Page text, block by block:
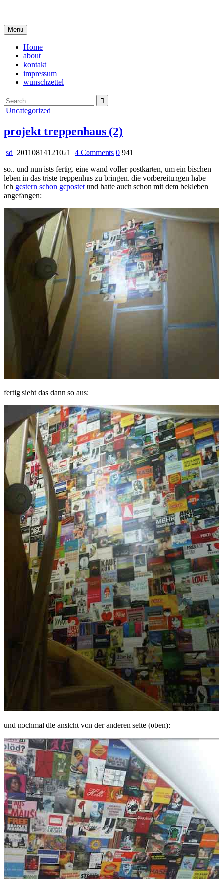
content
Menu
Home
about
kontakt
impressum
wunschzettel
Search
for:
Posted
Uncategorized
projekt treppenhaus (2)
sd 20110814121021 4 Commentson
treppenhaus
(2)
0 941
so.. und nun ists fertig. eine wand voller postkarten, um ein bischen
leben in das triste treppenhus zu bringen. die vorbereitungen habe
ich gestern schon gepostet und hatte auch schon mit dem bekleben
angefangen:
fertig sieht das dann so aus:
und nochmal die ansicht von der anderen seite (oben):